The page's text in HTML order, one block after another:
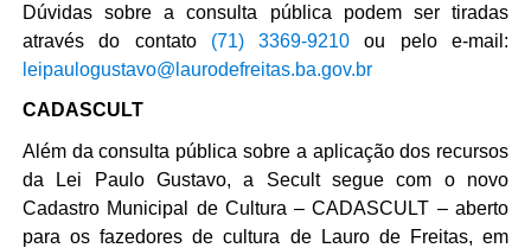
Dúvidas sobre a consulta pública podem ser tiradas
através do contato (71) 3369-9210
leipaulogustavo@laurodefreitas.ba.gov.br
CADASCULT
Além da consulta pública sobre a aplicação dos recursos
da Lei Paulo Gustavo, a Secult segue com o novo
Cadastro Municipal de Cultura – CADASCULT – aberto
para os fazedores de cultura de Lauro de Freitas, em